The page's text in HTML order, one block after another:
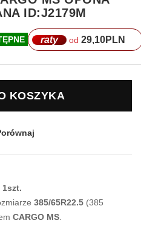
ID:J2179M
raty od 29,10PLN
KOSZYKA
1szt.
385/65R22.5 (385
CARGO MS.